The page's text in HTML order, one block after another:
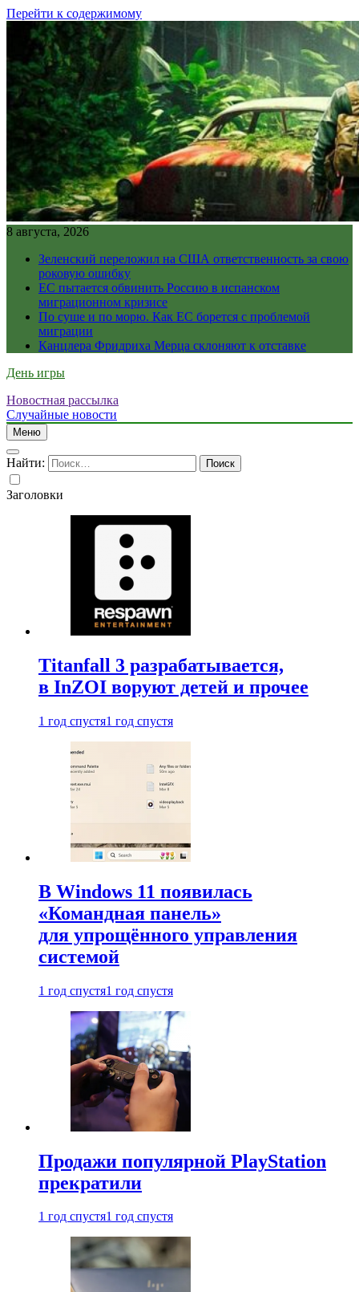
Перейти к содержимому
8 августа, 2026
Зеленский переложил на США ответственность за свою
роковую ошибку
ЕС пытается обвинить Россию в испанском
миграционном кризисе
По суше и по морю. Как ЕС борется с проблемой
миграции
Канцлера Фридриха Мерца склоняют к отставке
День игры
Новостная рассылка
Случайные новости
Меню
Найти:
Заголовки
Titanfall 3 разрабатывается,
в InZOI воруют детей и прочее
1 год спустя1 год спустя
В Windows 11 появилась
«Командная панель»
для упрощённого управления
системой
1 год спустя1 год спустя
Продажи популярной PlayStation
прекратили
1 год спустя1 год спустя